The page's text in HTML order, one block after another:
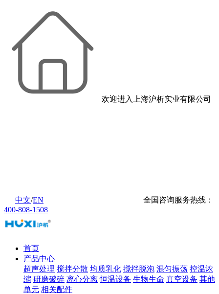
欢迎进入上海沪析实业有限公司
中文/EN
全国咨询服务热线：
400-808-1508
首页
产品中心
超声处理 搅拌分散 均质乳化 搅拌脱泡 混匀振荡 控温浓
缩 研磨破碎 离心分离 恒温设备 生物生命 真空设备 其他
单元 相关配件